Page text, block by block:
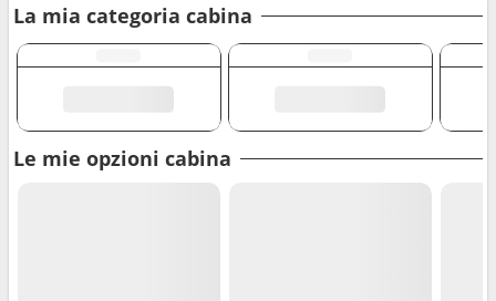
La mia categoria cabina
Le mie opzioni cabina